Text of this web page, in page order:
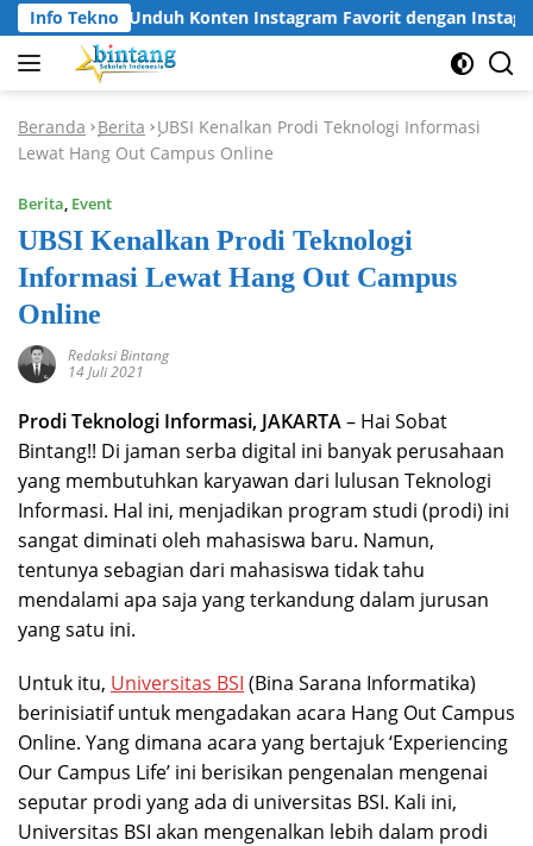
Langsung
ke
konten
Info Tekno
Cara Unduh Konten Instagram Favorit dengan Instagram
Beranda -Berita -UBSI Kenalkan Prodi Teknologi Informasi
Lewat Hang Out Campus Online
Berita, Event
UBSI Kenalkan Prodi Teknologi
Informasi Lewat Hang Out Campus
Online
Redaksi Bintang
14 Juli 2021
Prodi Teknologi Informasi, JAKARTA– Hai Sobat
Bintang!! Di jaman serba digital ini banyak perusahaan
yang membutuhkan karyawan dari lulusan Teknologi
Informasi. Hal ini, menjadikan program studi (prodi) ini
sangat diminati oleh mahasiswa baru. Namun,
tentunya sebagian dari mahasiswa tidak tahu
mendalami apa saja yang terkandung dalam jurusan
yang satu ini.
Untuk itu, Universitas BSI (Bina Sarana Informatika)
berinisiatif untuk mengadakan acara Hang Out Campus
Online. Yang dimana acara yang bertajuk ‘Experiencing
Our Campus Life’ ini berisikan pengenalan mengenai
seputar prodi yang ada di universitas BSI. Kali ini,
Universitas BSI akan mengenalkan lebih dalam prodi